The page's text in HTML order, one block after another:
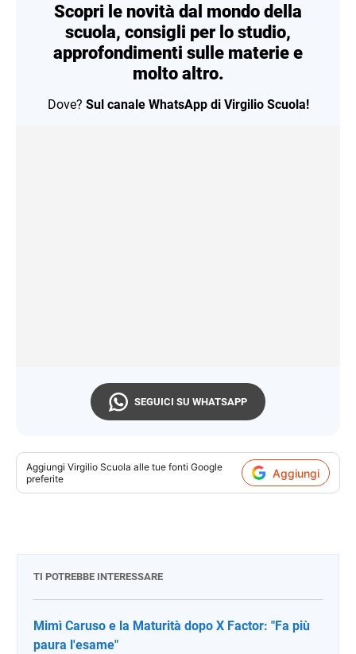
Scopri le novità dal mondo della
scuola, consigli per lo studio,
approfondimenti sulle materie e
molto altro.
Dove? Sul canale WhatsApp di Virgilio Scuola!
SEGUICI SU WHATSAPP
Aggiungi Virgilio Scuola alle tue fonti Google
preferite
Aggiungi
TI POTREBBE INTERESSARE
Mimì Caruso e la Maturità dopo X Factor: "Fa più
paura l'esame"